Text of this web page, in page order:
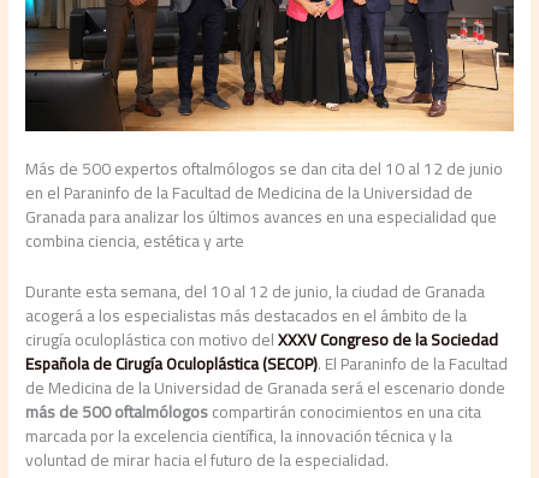
Más de 500 expertos oftalmólogos se dan cita del 10 al 12 de junio
en el Paraninfo de la Facultad de Medicina de la Universidad de
Granada para analizar los últimos avances en una especialidad que
combina ciencia, estética y arte
Durante esta semana, del 10 al 12 de junio, la ciudad de Granada
acogerá a los especialistas más destacados en el ámbito de la
cirugía oculoplástica con motivo delXXXV Congreso de la Sociedad
Española de Cirugía Oculoplástica (SECOP). El Paraninfo de la Facultad
de Medicina de la Universidad de Granada será el escenario donde
más de 500 oftalmólogoscompartirán conocimientos en una cita
marcada por la excelencia científica, la innovación técnica y la
voluntad de mirar hacia el futuro de la especialidad.